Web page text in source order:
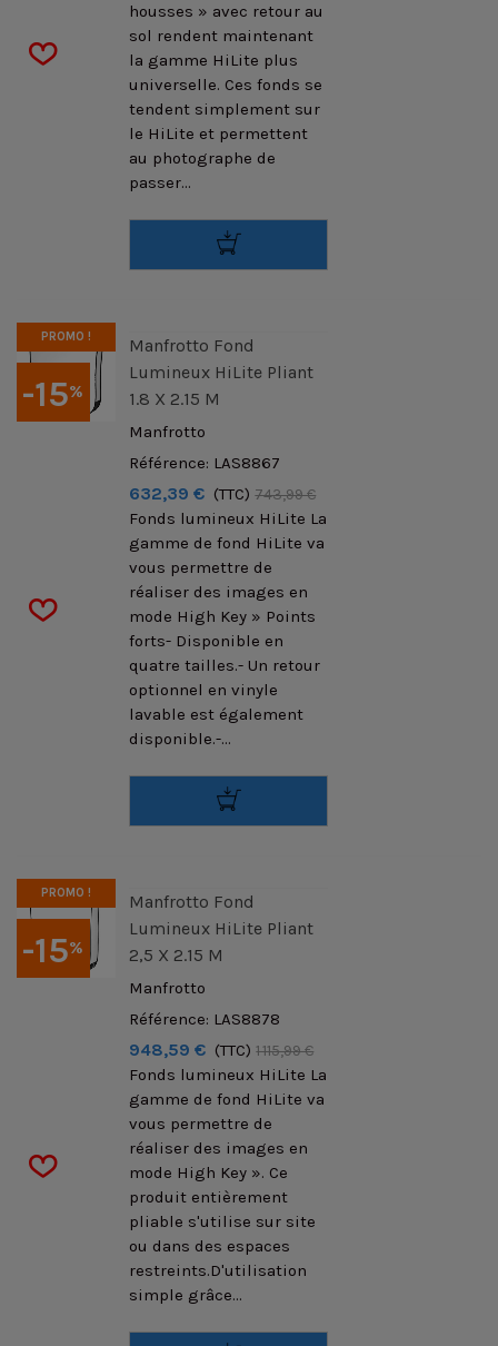
housses » avec retour au
sol rendent maintenant
la gamme HiLite plus
universelle. Ces fonds se
tendent simplement sur
le HiLite et permettent
au photographe de
passer...
-15%
PROMO !
Manfrotto Fond
Lumineux HiLite Pliant
1.8 X 2.15 M
Manfrotto
Référence: LAS8867
632,39 € (TTC) 743,99 €
Fonds lumineux HiLite La
gamme de fond HiLite va
vous permettre de
réaliser des images en
mode High Key » Points
forts- Disponible en
quatre tailles.- Un retour
optionnel en vinyle
lavable est également
disponible.-...
-15%
PROMO !
Manfrotto Fond
Lumineux HiLite Pliant
2,5 X 2.15 M
Manfrotto
Référence: LAS8878
948,59 € (TTC) 1 115,99 €
Fonds lumineux HiLite La
gamme de fond HiLite va
vous permettre de
réaliser des images en
mode High Key ». Ce
produit entièrement
pliable s'utilise sur site
ou dans des espaces
restreints.D'utilisation
simple grâce...